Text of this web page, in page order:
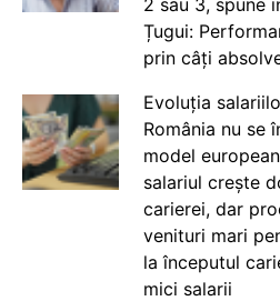
Țugui:
prin câți
Evoluția
România nu se
model
salariul crește
carierei, dar
venituri mari
la începutul
mici salarii